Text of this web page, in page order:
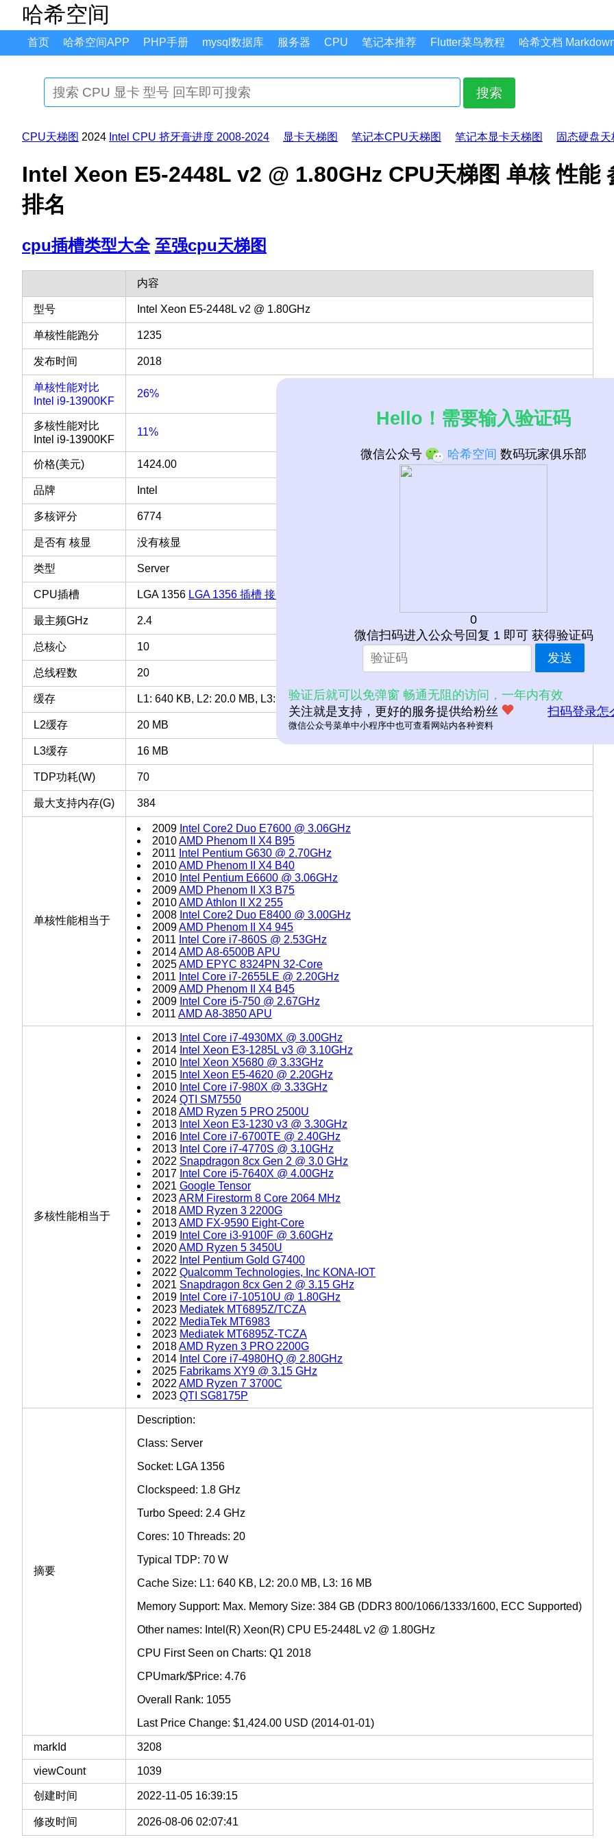
哈希空间
首页 哈希空间APP PHP手册 mysql数据库 服务器 CPU 笔记本推荐 Flutter菜鸟教程 哈希文档
搜索
CPU天梯图 2024 Intel CPU 挤牙膏进度 2008-2024 显卡天梯图 笔记本CPU天梯图 笔记本显卡天梯图 固态硬盘天
Intel Xeon E5-2448L v2 @ 1.80GHz CPU天梯图 单核 性能
排名
cpu插槽类型大全 至强cpu天梯图
内容
型号 Intel Xeon E5-2448L v2 @ 1.80GHz
单核性能跑分 1235
发布时间 2018
单核性能对比
Intel i9-13900KF
26%
多核性能对比
Intel i9-13900KF
11%
价格(美元) 1424.00
品牌 Intel
多核评分 6774
是否有 核显 没有核显
类型 Server
CPU插槽 LGA 1356 LGA 1356 插槽 接口 CPU列表
最主频GHz 2.4
总核心 10
总线程数 20
缓存 L1: 640 KB, L2: 20.0 MB, L3: 16 MB
L2缓存 20 MB
L3缓存 16 MB
TDP功耗(W) 70
最大支持内存(G) 384
单核性能相当于
2009 Intel Core2 Duo E7600 @ 3.06GHz
2010AMD Phenom II X4 B95
2011 Intel Pentium G630 @ 2.70GHz
2010AMD Phenom II X4 B40
2010 Intel Pentium E6600 @ 3.06GHz
2009AMD Phenom II X3 B75
2010AMD Athlon II X2 255
2008 Intel Core2 Duo E8400 @ 3.00GHz
2009AMD Phenom II X4 945
2011 Intel Core i7-860S @ 2.53GHz
2014AMD A8-6500B APU
2025AMD EPYC 8324PN 32-Core
2011 Intel Core i7-2655LE @ 2.20GHz
2009AMD Phenom II X4 B45
2009 Intel Core i5-750 @ 2.67GHz
2011 AMD A8-3850 APU
多核性能相当于
2013 Intel Core i7-4930MX @ 3.00GHz
2014 Intel Xeon E3-1285L v3 @ 3.10GHz
2010 Intel Xeon X5680 @ 3.33GHz
2015 Intel Xeon E5-4620 @ 2.20GHz
2010 Intel Core i7-980X @ 3.33GHz
2024 QTI SM7550
2018AMD Ryzen 5 PRO 2500U
2013 Intel Xeon E3-1230 v3 @ 3.30GHz
2016 Intel Core i7-6700TE @ 2.40GHz
2013 Intel Core i7-4770S @ 3.10GHz
2022 Snapdragon 8cx Gen 2 @ 3.0 GHz
2017 Intel Core i5-7640X @ 4.00GHz
2021 Google Tensor
2023ARM Firestorm 8 Core 2064 MHz
2018AMD Ryzen 3 2200G
2013AMD FX-9590 Eight-Core
2019 Intel Core i3-9100F @ 3.60GHz
2020AMD Ryzen 5 3450U
2022 Intel Pentium Gold G7400
2022 Qualcomm Technologies, Inc KONA-IOT
2021 Snapdragon 8cx Gen 2 @ 3.15 GHz
2019 Intel Core i7-10510U @ 1.80GHz
2023 Mediatek MT6895Z/TCZA
2022 MediaTek MT6983
2023 Mediatek MT6895Z-TCZA
2018AMD Ryzen 3 PRO 2200G
2014 Intel Core i7-4980HQ @ 2.80GHz
2025 Fabrikams XY9 @ 3.15 GHz
2022 AMD Ryzen 7 3700C
2023 QTI SG8175P
摘要
Description:
Class: Server
Socket: LGA 1356
Clockspeed: 1.8 GHz
Turbo Speed: 2.4 GHz
Cores: 10 Threads: 20
Typical TDP: 70 W
Cache Size: L1: 640 KB, L2: 20.0 MB, L3: 16 MB
Memory Support: Max. Memory Size: 384 GB (DDR3 800/1066/1333/1600, ECC Supported)
Other names: Intel(R) Xeon(R) CPU E5-2448L v2 @ 1.80GHz
CPU First Seen on Charts: Q1 2018
CPUmark/$Price: 4.76
Overall Rank: 1055
Last Price Change: $1,424.00 USD (2014-01-01)
markId 3208
viewCount 1039
创建时间 2022-11-05 16:39:15
修改时间 2026-08-06 02:07:41
Hello！需要输入验证码
微信公众号 哈希空间 数码玩家俱乐部
0
微信扫码进入公众号回复 1 即可 获得验证码
发送
验证后就可以免弹窗 畅通无阻的访问，一年内有效
关注就是支持，更好的服务提供给粉丝
扫码登录怎
微信公众号菜单中小程序中也可查看网站内各种资料